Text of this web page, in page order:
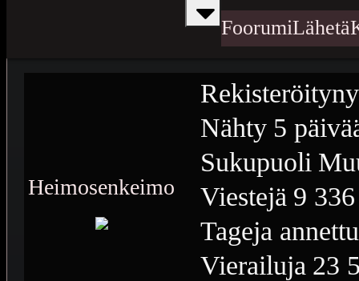
FoorumiLähetä
Heimosenkeimo
Nähty 5
Sukupuoli
Viestejä 9 336
Tageja annettu
Vierailuja 23